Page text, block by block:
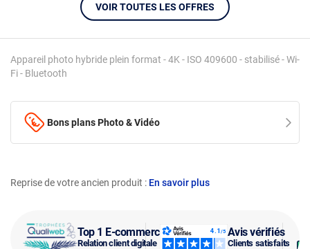
Top 1 E-commerce
Relation client digitale
Avis vérifiés
Clients satisfaits
Reprise de votre ancien produit : En savoir plus
Appareil photo hybride plein format - 4K - ISO 409600 - stabilisé - Wi-
Fi - Bluetooth
Bons plans Photo & Vidéo
VOIR TOUTES LES OFFRES